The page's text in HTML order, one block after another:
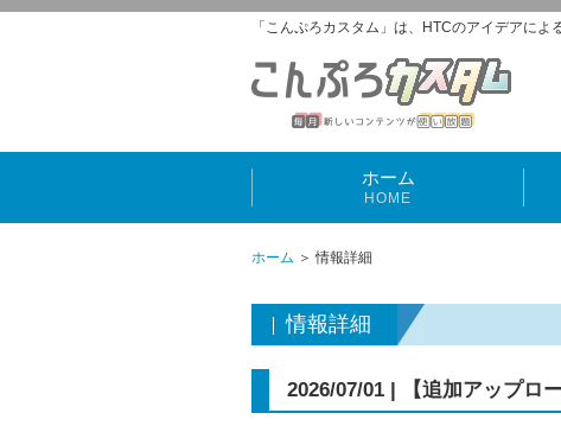
「こんぷろカスタム」は、HTCのアイデアによ
ホーム
HOME
ホーム ＞ 情報詳細
情報詳細
2026/07/01 | 【追加アップロ